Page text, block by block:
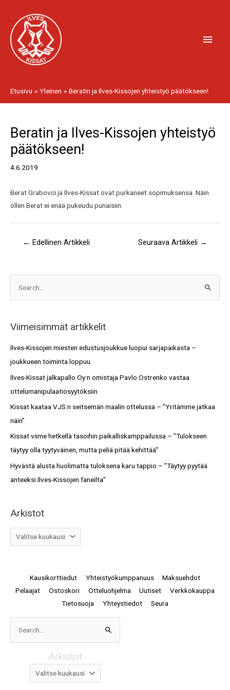
sisältöön
Etusivu Yleinen Beratin ja Ilves-Kissojen yhteistyö päätökseen!
Beratin ja Ilves-Kissojen yhteistyö
päätökseen!
4.6.2019
Berat Grabovci ja Ilves-Kissat ovat purkaneet sopimuksensa. Näin
ollen Berat ei enää pukeudu punaisiin.
selaus
← Edellinen Artikkeli Seuraava Artikkeli →
e
r
c
h
Viimeisimmät artikkelit
Ilves-Kissojen miesten edustusjoukkue luopui sarjapaikasta –
joukkueen toiminta loppuu
Ilves-Kissat jalkapallo Oy:n omistaja Pavlo Ostrenko vastaa
ottelumanipulaatiosyytöksiin
Kissat kaataa VJS:n seitsemän maalin ottelussa – ”Yritämme jatkaa
näin”
Kissat viime hetkellä tasoihin paikalliskamppailussa – ”Tulokseen
täytyy olla tyytyväinen, mutta peliä pitää kehittää”
Hyvästä alusta huolimatta tuloksena karu tappio – ”Täytyy pyytää
anteeksi Ilves-Kissojen faneilta”
Arkistot
i
t
o
t
Kausikorttiedut Yhteistyökumppanuus
Maksuehdot
Pelaajat
Ostoskori Otteluohjelma Uutiset
Verkkokauppa
Tietosuoja
Yhteystiedot Seura
Search
for:
Arkistot